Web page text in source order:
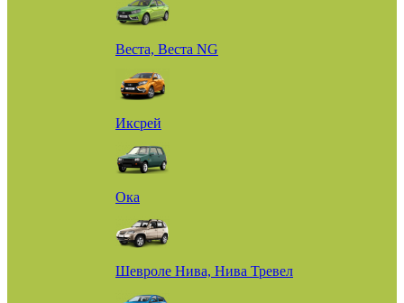
Веста, Веста NG
Иксрей
Ока
Шевроле Нива, Нива Тревел